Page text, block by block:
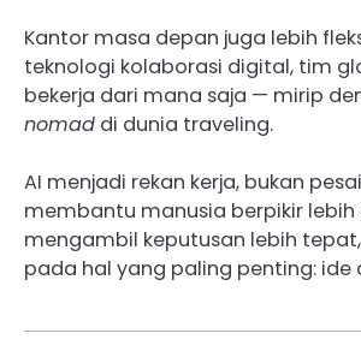
Kantor masa depan juga lebih
teknologi kolaborasi digital, tim
bekerja dari mana saja — mirip
nomad di dunia traveling.
AI menjadi rekan kerja, bukan
membantu manusia berpikir
mengambil keputusan lebih
pada hal yang paling penting: ide